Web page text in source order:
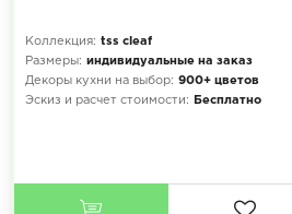
Коллекция: tss cleaf
Размеры: индивидуальные на заказ
Декоры кухни на выбор: 900+ цветов
Эскиз и расчет стоимости:
Бесплатно